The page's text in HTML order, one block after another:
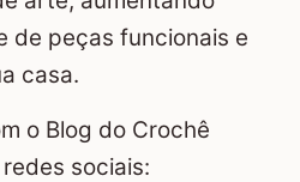
de peças funcionais e
casa.
o Blog do Crochê
sociais: